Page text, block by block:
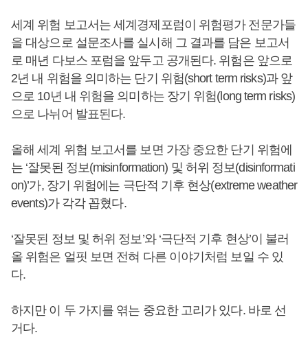
세계 위험 보고서는 세계경제포럼이 위험평가 전문가들
을 대상으로 설문조사를 실시해 그 결과를 담은 보고서
로 매년 다보스 포럼을 앞두고 공개된다. 위험은 앞으로
2년 내 위험을 의미하는 단기 위험(short term risks)과 앞
으로 10년 내 위험을 의미하는 장기 위험(long term risks)
으로 나뉘어 발표된다.
올해 세계 위험 보고서를 보면 가장 중요한 단기 위험에
는 ‘잘못된 정보(misinformation) 및 허위 정보(disinformati
on)’가, 장기 위험에는 극단적 기후 현상(extreme weather
events)가 각각 꼽혔다.
‘잘못된 정보 및 허위 정보’와 ‘극단적 기후 현상’이 불러
올 위험은 얼핏 보면 전혀 다른 이야기처럼 보일 수 있
다.
하지만 이 두 가지를 엮는 중요한 고리가 있다. 바로 선
거다.